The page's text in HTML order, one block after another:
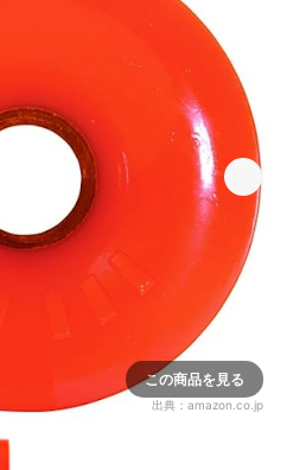
この商品を見る
出典： amazon.co.jp